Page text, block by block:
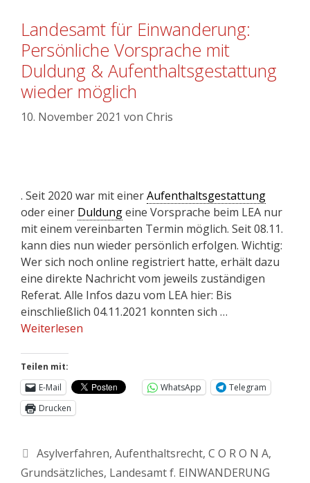
Landesamt für Einwanderung:
Persönliche Vorsprache mit
Duldung & Aufenthaltsgestattung
wieder möglich
10. November 2021 von Chris
. Seit 2020 war mit einerAufenthaltsgestattung
oder einer Duldungeine Vorsprache beim LEA nur
mit einem vereinbarten Termin möglich. Seit 08.11.
kann dies nun wieder persönlich erfolgen. Wichtig:
Wer sich noch online registriert hatte, erhält dazu
eine direkte Nachricht vom jeweils zuständigen
Referat. Alle Infos dazu vom LEA hier: Bis
einschließlich 04.11.2021 konnten sich …
Weiterlesen
Teilen mit:
E-Mail
WhatsApp
Telegram
Drucken
Asylverfahren, Aufenthaltsrecht, C O R O N A,
Grundsätzliches, Landesamt f. EINWANDERUNG